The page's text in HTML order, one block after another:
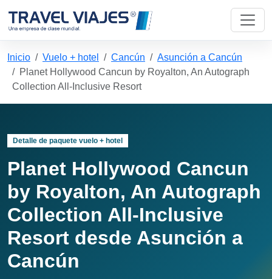
Inicio Vuelo + hotel Cancún
Asunción a Cancún
Planet Hollywood Cancun by Royalton, An Autograph
Collection All-Inclusive Resort
Detalle de paquete vuelo + hotel
Planet Hollywood Cancun
by Royalton, An Autograph
Collection All-Inclusive
Resort desde Asunción a
Cancún